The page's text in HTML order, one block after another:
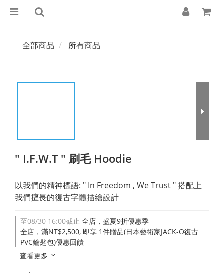
全部商品 所有商品
" I.F.W.T " 刷毛 Hoodie
以我們的精神標語: " In Freedom , We Trust " 搭配上
我們擅長的復古字體描繪設計
至08/30 16:00截止 全店，盛夏9折優惠季
全店，滿NT$2,500, 即享 1件贈品(日本藝術家JACK-O復古
PVC鑰匙包)優惠回饋
查看更多